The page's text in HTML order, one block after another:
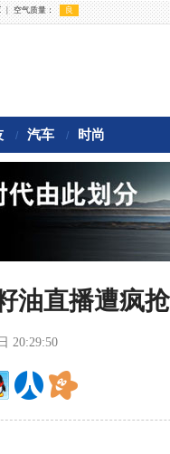
/ 汽车 / 时尚
油直播遭疯抢
20:29:50